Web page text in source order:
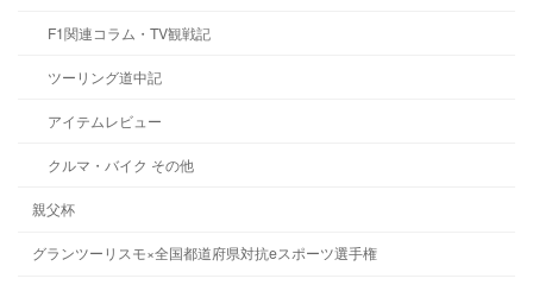
F1関連コラム・TV観戦記
ツーリング道中記
アイテムレビュー
クルマ・バイク その他
親父杯
グランツーリスモ×全国都道府県対抗eスポーツ選手権